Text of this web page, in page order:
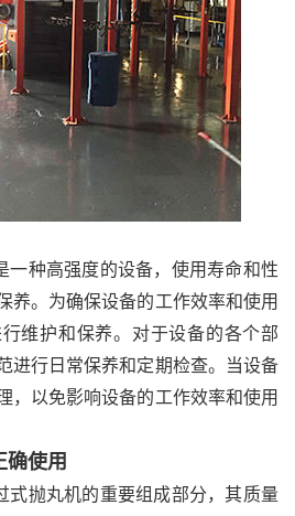
一种高强度的设备，使用寿命和性
养。为确保设备的工作效率和使用
维护和保养。对于设备的各个部
进行日常保养和定期检查。当设备
，以免影响设备的工作效率和使用
确使用
式抛丸机的重要组成部分，其质量